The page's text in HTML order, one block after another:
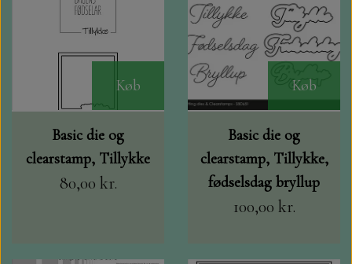
Køb
Basic die og
clearstamp, Tillykke
80,00 kr.
Køb
Basic die og
clearstamp, Tillykke,
fødselsdag bryllup
100,00 kr.